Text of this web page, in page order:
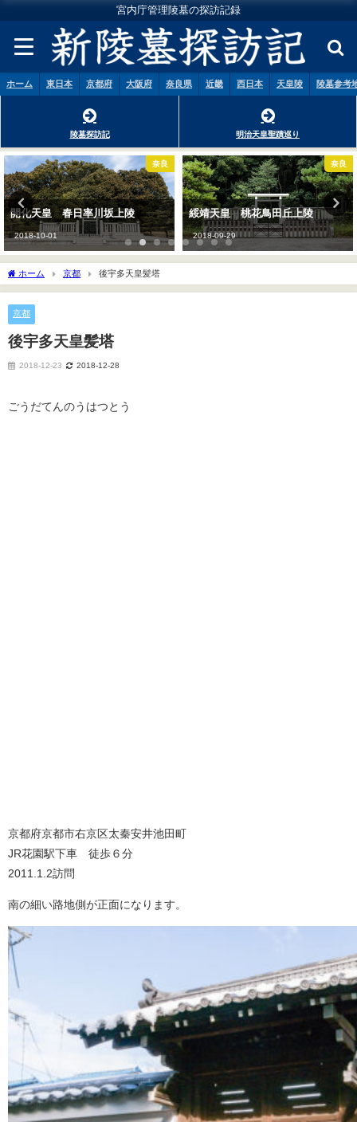
宮内庁管理陵墓の探訪記録
ホーム 東日本 京都府 大阪府 奈良県 近畿 西日本 天皇陵 陵墓参考
陵墓探訪記 明治天皇聖蹟巡り
奈良
開化天皇 春日率川坂上陵
2018-10-01
奈良
綏靖天皇 桃花鳥田丘上陵
2018-09-29
ホーム 京都 後宇多天皇髪塔
京都
後宇多天皇髪塔
2018-12-23 2018-12-28
ごうだてんのうはつとう
京都府京都市右京区太秦安井池田町
JR花園駅下車 徒歩６分
2011.1.2訪問
南の細い路地側が正面になります。